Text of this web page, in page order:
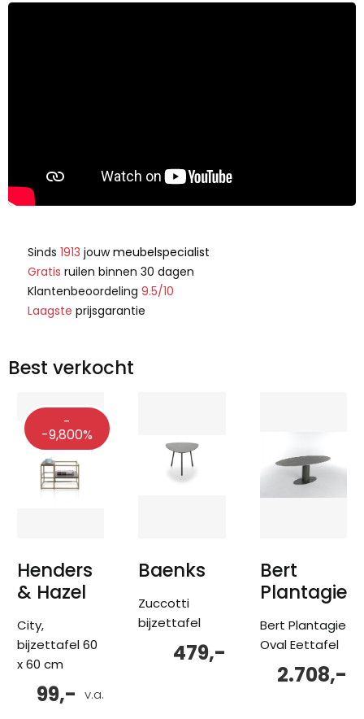
Sinds 1913 jouwmeubelspecialist
Gratis ruilen binnen 30 dagen
Klantenbeoordeling 9.5/10
Laagste prijsgarantie
Best verkocht
-
-9,800%
Henders
& Hazel
City,
bijzettafel 60
x 60 cm
v.a.
99,-
Baenks
Zuccotti
bijzettafel
479,-
Bert
Plantagie
Bert Plantagie
Oval Eettafel
2.708,-